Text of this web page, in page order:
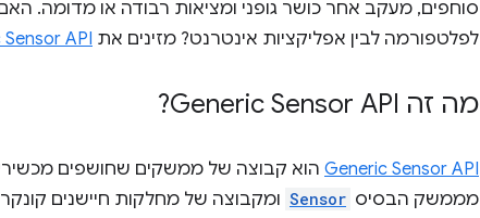
סוחפים, מעקב אחר כושר גופני ומציאות רבודה או מדומה.
לפלטפורמה לבין אפליקציות אינטרנט? מזינים את API
מה זה Generic Sensor API?
Generic Sensor API
מממשק הבסיס Sensor ומקבוצה של מחלקות חיישנים